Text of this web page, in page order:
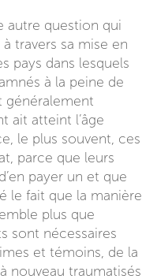
autre question qui
travers sa mise en
pays dans lesquels
à la peine de
généralement
ait atteint l’âge
le plus souvent, ces
parce que leurs
payer un et que
le fait que la manière
plus que
sont nécessaires
et témoins, de la
nouveau traumatisés